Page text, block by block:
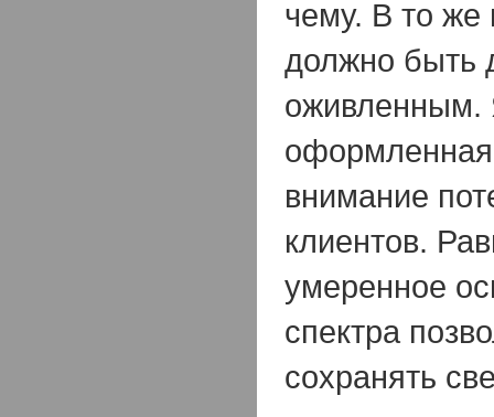
чему. В то же
должно быть
оживленным.
оформленная
внимание
клиентов.
умеренное
спектра
сохранять